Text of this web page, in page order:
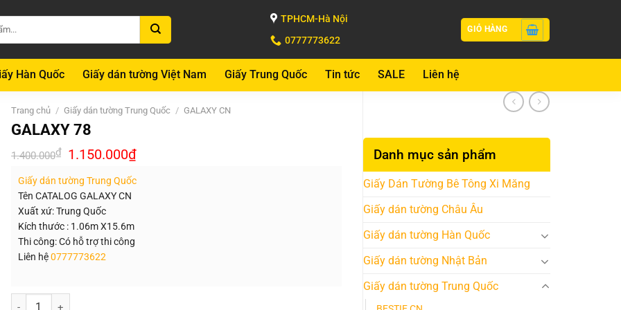
TPHCM-Hà Nội
0777773622
GIỎ HÀNG
Hàn Quốc Giấy dán tường Việt Nam Giấy Trung Quốc Tin tức SALE Liên hệ
Danh mục sản phẩm
Giấy Dán Tường Bê Tông Xi Măng
Giấy dán tường Châu Âu
Giấy dán tường Hàn Quốc
Giấy dán tường Nhật Bản
Giấy dán tường Trung Quốc
Trang chủ / Giấy dán tường Trung Quốc / GALAXY CN
GALAXY 78
1.400.000₫ Giá
gốc
1.400.000₫.
1.150.000₫Giá
hiện
là:
Giấy dán tường Trung Quốc
Tên CATALOG GALAXY CN
Xuất xứ: Trung Quốc
Kích thước : 1.06m X15.6m
Thi công: Có hỗ trợ thi công
Liên hệ0777773622
Số lượng